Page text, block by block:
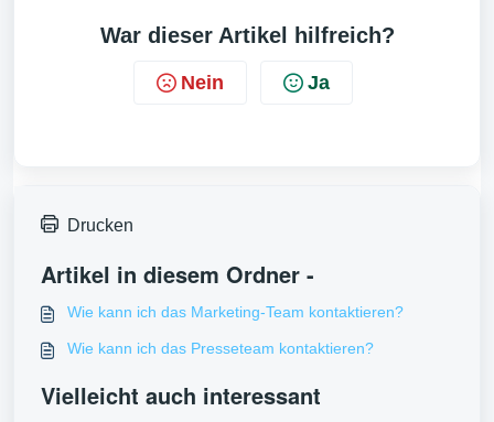
War dieser Artikel hilfreich?
Nein Ja
Drucken
Artikel in diesem Ordner -
Wie kann ich das Marketing-Team kontaktieren?
Wie kann ich das Presseteam kontaktieren?
Vielleicht auch interessant